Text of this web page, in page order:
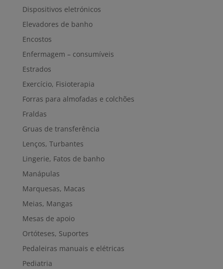
Dispositivos eletrónicos
Elevadores de banho
Encostos
Enfermagem – consumíveis
Estrados
Exercício, Fisioterapia
Forras para almofadas e colchões
Fraldas
Gruas de transferência
Lenços, Turbantes
Lingerie, Fatos de banho
Manápulas
Marquesas, Macas
Meias, Mangas
Mesas de apoio
Ortóteses, Suportes
Pedaleiras manuais e elétricas
Pediatria